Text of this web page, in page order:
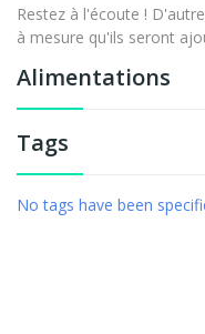
Alimentations
Tags
No tags have been
Restez à l'écoute !
à mesure qu'ils seront